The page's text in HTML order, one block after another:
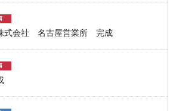
式会社 名古屋営業所 完成